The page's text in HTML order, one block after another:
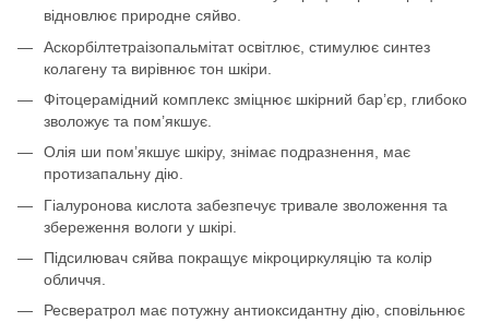
відновлює природне сяйво.
Аскорбілтетраізопальмітат освітлює, стимулює синтез
колагену та вирівнює тон шкіри.
Фітоцерамідний комплекс зміцнює шкірний бар’єр, глибоко
зволожує та пом’якшує.
Олія ши пом’якшує шкіру, знімає подразнення, має
протизапальну дію.
Гіалуронова кислота забезпечує тривале зволоження та
збереження вологи у шкірі.
Підсилювач сяйва покращує мікроциркуляцію та колір
обличчя.
Ресвератрол має потужну антиоксидантну дію, сповільнює